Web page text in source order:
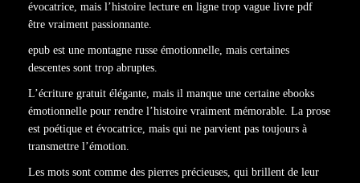
évocatrice, mais l’histoire lecture en ligne trop vague livre pdf
être vraiment passionnante.
epub est une montagne russe émotionnelle, mais certaines
descentes sont trop abruptes.
L’écriture gratuit élégante, mais il manque une certaine ebooks
émotionnelle pour rendre l’histoire vraiment mémorable. La prose
est poétique et évocatrice, mais qui ne parvient pas toujours à
transmettre l’émotion.
Les mots sont comme des pierres précieuses, qui brillent de leur